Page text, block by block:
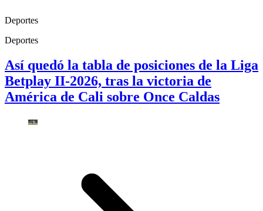
Deportes
Deportes
Así quedó la tabla de posiciones de la Liga
Betplay II-2026, tras la victoria de
América de Cali sobre Once Caldas